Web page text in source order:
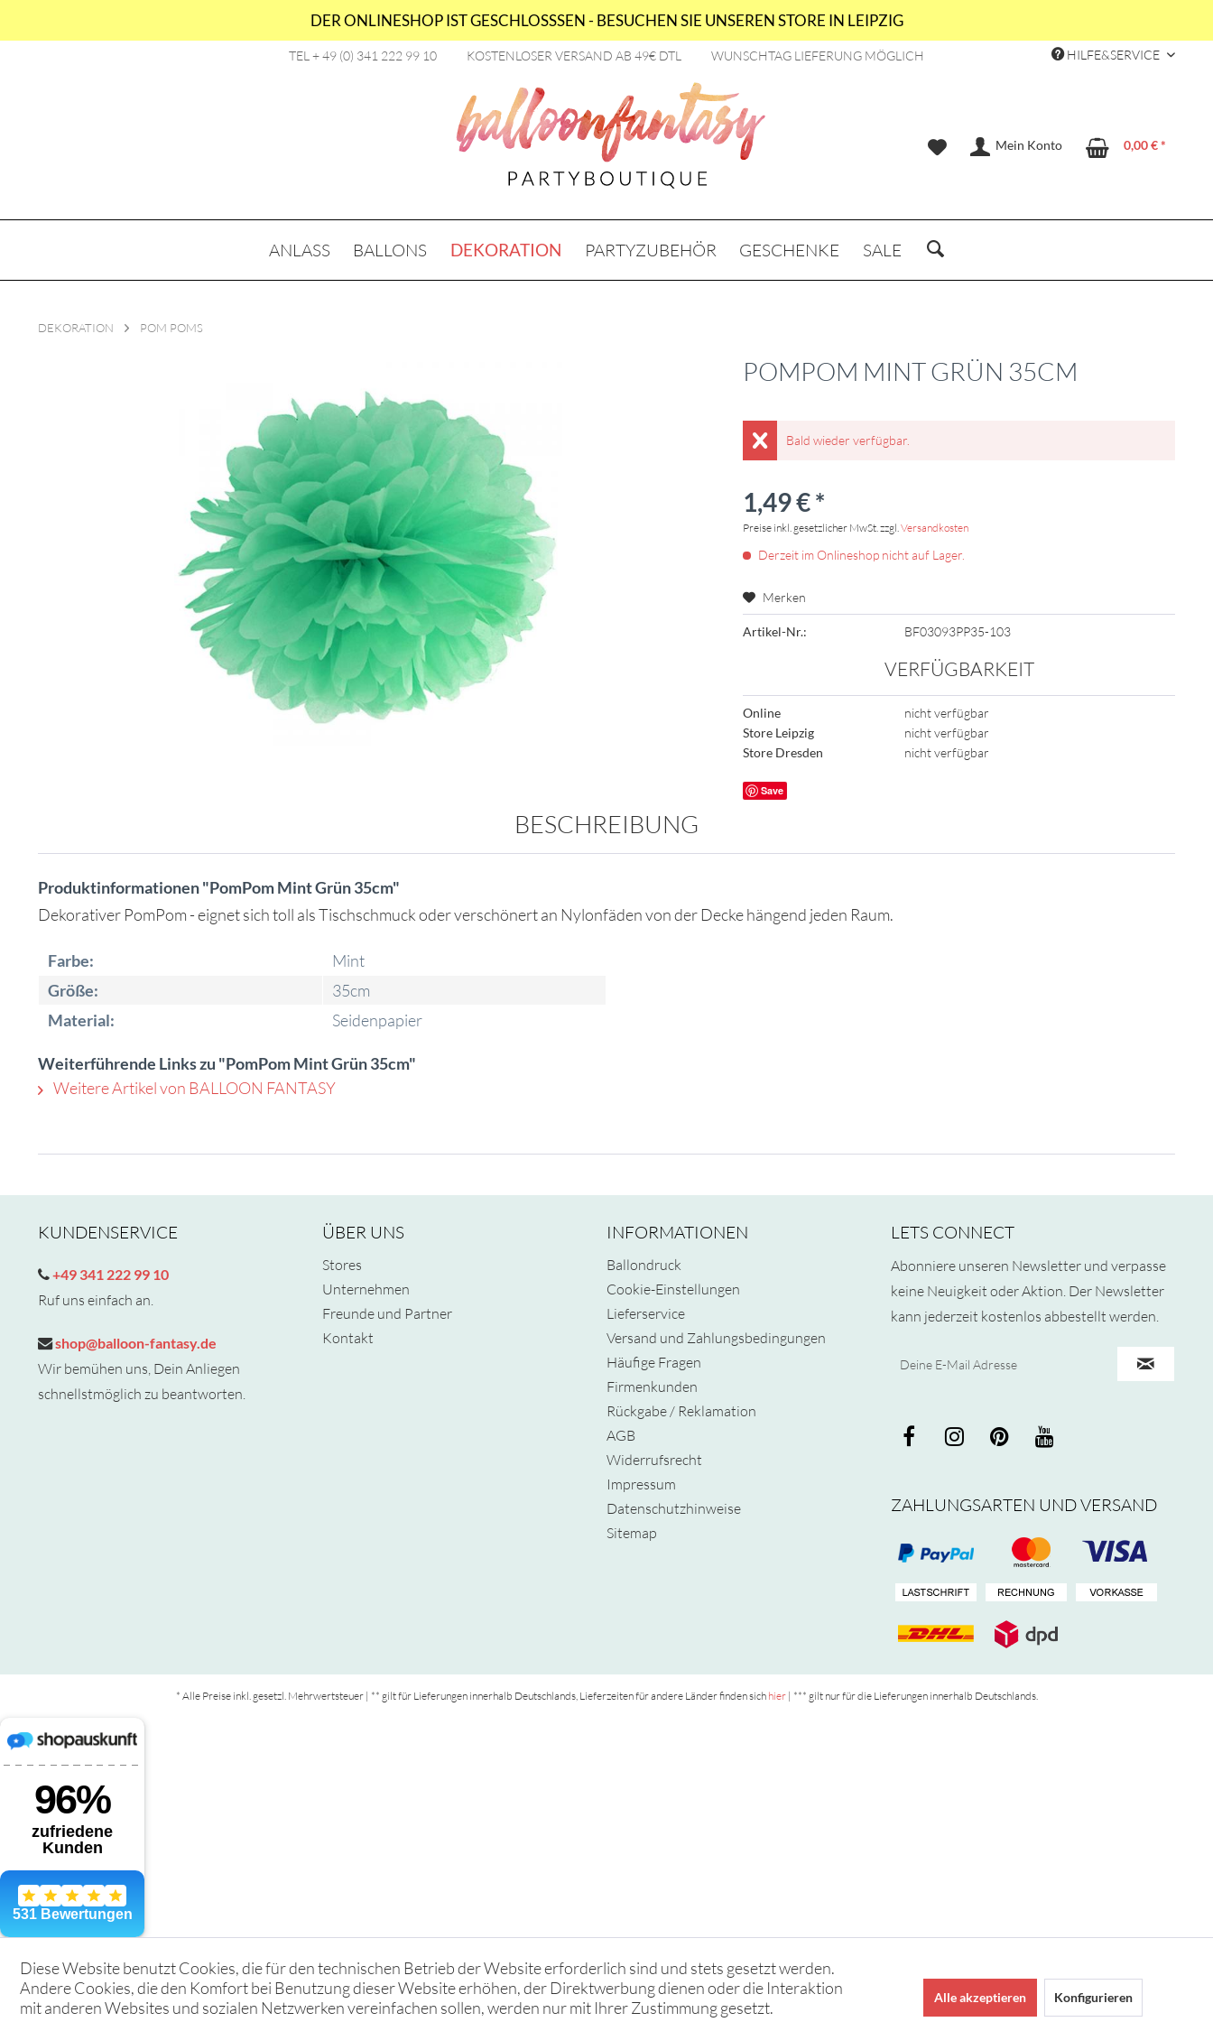
DER ONLINESHOP IST GESCHLOSSSEN - BESUCHEN SIE UNSEREN STORE IN LEIPZIG
TEL + 49 (0) 341 222 99 10 KOSTENLOSER VERSAND AB 49€ DTL WUNSCHTAG LIEFERUNG MÖGLICH HILFE&SERVICE
Mein Konto 0,00 € *
ANLASS BALLONS DEKORATION PARTYZUBEHÖR GESCHENKE SALE
DEKORATION POM POMS
POMPOM MINT GRÜN 35CM
Bald wieder verfügbar.
1,49 € *
Preise inkl. gesetzlicher MwSt. zzgl.Versandkosten
Derzeit im Onlineshop nicht auf Lager.
Merken
Artikel-Nr.: BF03093PP35-103
VERFÜGBARKEIT
Online
nicht verfügbar
Store Leipzig
nicht verfügbar
Store Dresden
nicht verfügbar
Save
BESCHREIBUNG
Produktinformationen "PomPom Mint Grün 35cm"
Dekorativer PomPom - eignet sich toll als Tischschmuck oder verschönert an Nylonfäden von der Decke hängend jeden Raum.
Farbe:
Mint
Größe:
35cm
Material:
Seidenpapier
Weiterführende Links zu "PomPom Mint Grün 35cm"
Weitere Artikel von BALLOON FANTASY
KUNDENSERVICE
+49 341 222 99 10
Ruf uns einfach an.
shop@balloon-fantasy.de
Wir bemühen uns, Dein Anliegen
schnellstmöglich zu beantworten.
ÜBER UNS
Stores
Unternehmen
Freunde und Partner
Kontakt
INFORMATIONEN
Ballondruck
Cookie-Einstellungen
Lieferservice
Versand und Zahlungsbedingungen
Häufige Fragen
Firmenkunden
Rückgabe / Reklamation
AGB
Widerrufsrecht
Impressum
Datenschutzhinweise
Sitemap
LETS CONNECT
Abonniere unseren Newsletter und verpasse
keine Neuigkeit oder Aktion. Der Newsletter
kann jederzeit kostenlos abbestellt werden.
ZAHLUNGSARTEN UND VERSAND
* Alle Preise inkl. gesetzl. Mehrwertsteuer | ** gilt für Lieferungen innerhalb Deutschlands, Lieferzeiten für andere Länder finden sich hier| *** gilt nur für die Lieferungen innerhalb Deutschlands.
Diese Website benutzt Cookies, die für den technischen Betrieb der Website erforderlich sind und stets gesetzt werden.
Andere Cookies, die den Komfort bei Benutzung dieser Website erhöhen, der Direktwerbung dienen oder die Interaktion
mit anderen Websites und sozialen Netzwerken vereinfachen sollen, werden nur mit Ihrer Zustimmung gesetzt.
Alle akzeptieren Konfigurieren